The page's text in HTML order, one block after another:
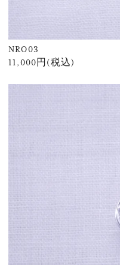
NRO03
11,000円(税込)